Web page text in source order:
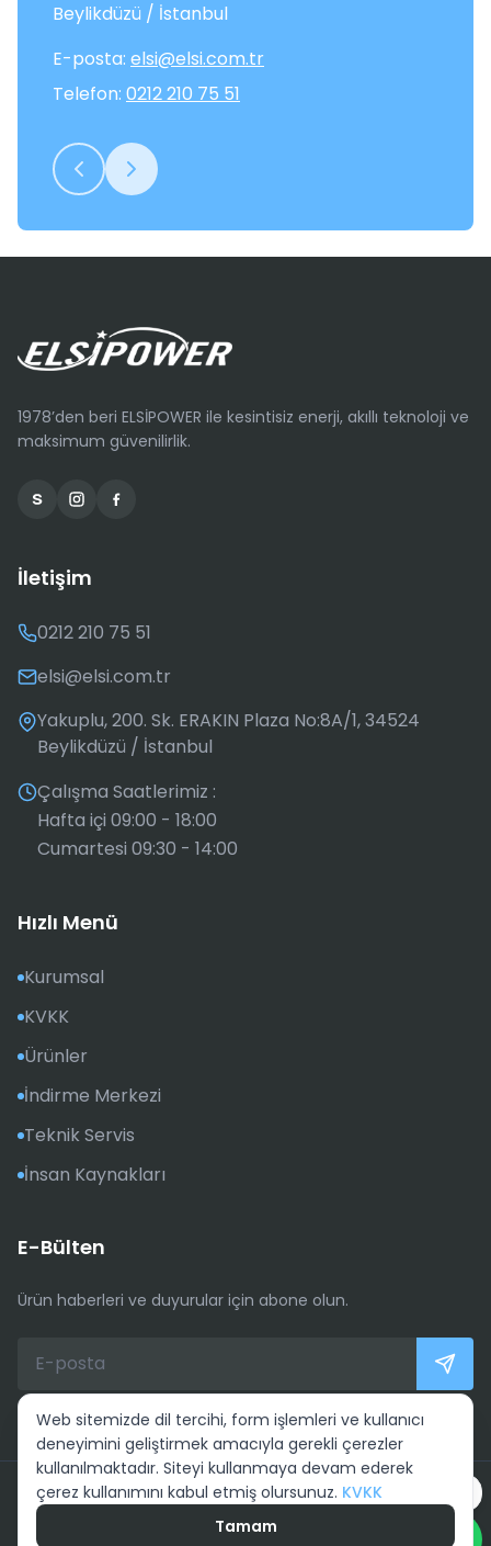
Web sitemizde dil tercihi, form işlemleri ve kullanıcı
deneyimini geliştirmek amacıyla gerekli çerezler
kullanılmaktadır. Siteyi kullanmaya devam ederek
çerez kullanımını kabul etmiş olursunuz. KVKK
Tamam
Beylikdüzü / İstanbul
E-posta: elsi@elsi.com.tr
Telefon: 0212 210 75 51
1978’den beri ELSİPOWER ile kesintisiz enerji, akıllı teknoloji ve
maksimum güvenilirlik.
İletişim
0212 210 75 51
elsi@elsi.com.tr
Yakuplu, 200. Sk. ERAKIN Plaza No:8A/1, 34524
Beylikdüzü / İstanbul
Çalışma Saatlerimiz :
Hafta içi 09:00 - 18:00
Cumartesi 09:30 - 14:00
Hızlı Menü
Kurumsal
KVKK
Ürünler
İndirme Merkezi
Teknik Servis
İnsan Kaynakları
E-Bülten
Ürün haberleri ve duyurular için abone olun.
© ELSİ Güç Sistemleri Elektronik San. Tic. Ltd. Şti. Tüm Hakları
Whatsapp ile ulaşın